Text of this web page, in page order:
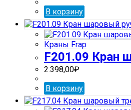
В корзину
Краны Frap
F201.09 Кран
2.398,00₽
В корзину